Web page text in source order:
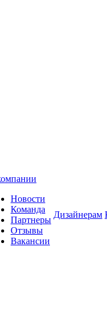
Новости
Команда
Партнеры
Отзывы
Вакансии
Дизайнерам